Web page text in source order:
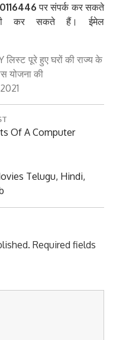
पर संपर्क कर सकते
कर सकते हैं। ईमेल
लिस्ट पूरे हुए घरों की राज्य के
योजना की
Of A Computer
Telugu, Hindi,
Required fields